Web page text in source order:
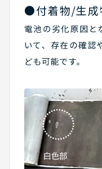
●付着物/生成
電池の劣化原因と
いて、存在の確認
ども可能です。